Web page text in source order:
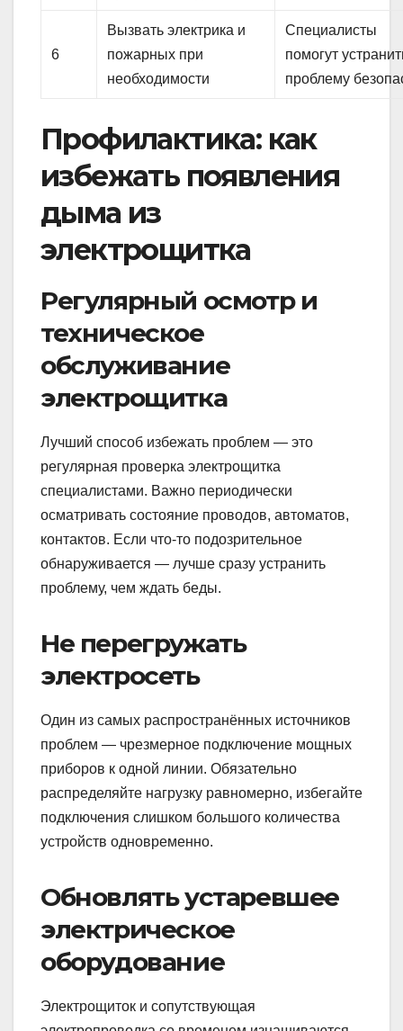
6
Вызвать электрика и
пожарных при
необходимости
Специалисты
помогут
проблему
Профилактика: как
избежать появления
дыма из
электрощитка
Регулярный осмотр и
техническое
обслуживание
электрощитка
Лучший способ избежать проблем — это
регулярная проверка электрощитка
специалистами. Важно периодически
осматривать состояние проводов, автоматов,
контактов. Если что-то подозрительное
обнаруживается — лучше сразу устранить
проблему, чем ждать беды.
Не перегружать
электросеть
Один из самых распространённых источников
проблем — чрезмерное подключение мощных
приборов к одной линии. Обязательно
распределяйте нагрузку равномерно, избегайте
подключения слишком большого количества
устройств одновременно.
Обновлять устаревшее
электрическое
оборудование
Электрощиток и сопутствующая